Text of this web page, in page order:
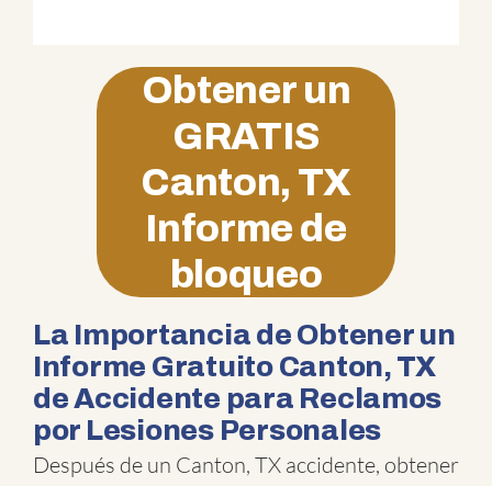
Obtener un
GRATIS
Canton, TX
Informe de
bloqueo
La Importancia de Obtener un
Informe Gratuito Canton, TX
de Accidente para Reclamos
por Lesiones Personales
Después de un Canton, TX accidente, obtener